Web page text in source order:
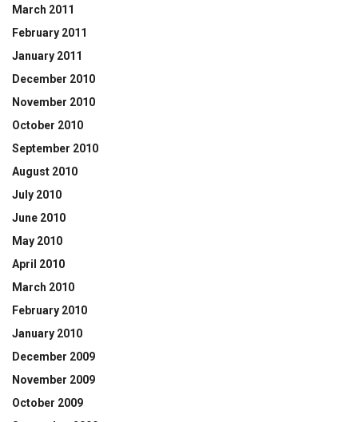
March 2011
February 2011
January 2011
December 2010
November 2010
October 2010
September 2010
August 2010
July 2010
June 2010
May 2010
April 2010
March 2010
February 2010
January 2010
December 2009
November 2009
October 2009